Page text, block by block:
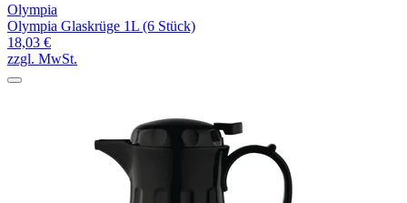
Olympia
Olympia Glaskrüge 1L (6 Stück)
18,03 €
zzgl. MwSt.